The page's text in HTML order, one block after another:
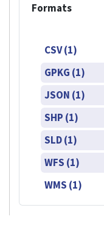
Formats
CSV (1)
GPKG (1)
JSON (1)
SHP (1)
SLD (1)
WFS (1)
WMS (1)